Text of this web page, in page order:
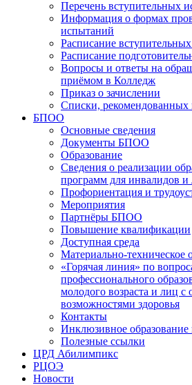
Перечень вступительных
Информация о формах
испытаний
Расписание
Расписание
Вопросы и ответы на
приёмом в Колледж
Приказ о зачислении
Списки, рекомендованных
БПОО
Основные сведения
Документы БПОО
Образование
Сведения о реализации
программ для инвалидов
Профориентация и
Мероприятия
Партнёры БПОО
Повышение квалификации
Доступная среда
Материально-техническое
«Горячая линия» по
профессионального
молодого возраста и лиц
возможностями здоровья
Контакты
Инклюзивное образование
Полезные ссылки
ЦРД Абилимпикс
РЦОЭ
Новости